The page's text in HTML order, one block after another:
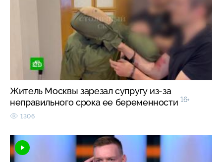
Житель Москвы зарезал супругу из-за
неправильного срока ее беременности 16+
1306